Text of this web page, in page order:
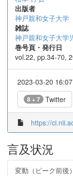
出版者
神戸親和女子大学
雑誌
神戸親和女子大学
巻号頁・発行日
vol.22, pp.34-70,
2023-03-20
8 + 7 Twitter
https://
言及状況
変動（ピーク前後）